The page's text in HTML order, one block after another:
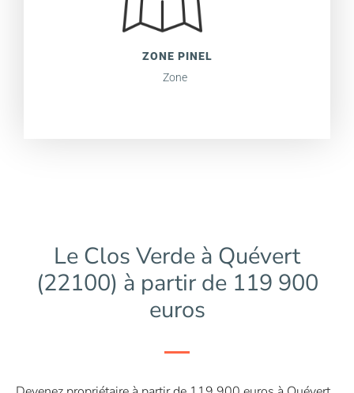
ZONE PINEL
Zone
Le Clos Verde à Quévert
(22100) à partir de 119 900
euros